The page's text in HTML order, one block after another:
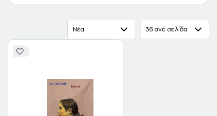
καλύτερα βιβλία. Έχει περιληφθεί στη λίστα μπεστ
τέρατα του Τέμπλετον", "Αρκαδία" και "Ερυνίες και
"Delicate Edible Birds". Τα έργα της έχουν προβληθεί
στο The New Yorker, Harper’s, The Atlantic και σε
PEN/O. Henry Award και το Pushcart Prize. Ήταν
φιναλίστ για το National Book Award, National Book
Critics Circle Award, το Orange Award for New Writers
και το L.A. Times Book Prize.
Νέα 36 ανά σελίδα